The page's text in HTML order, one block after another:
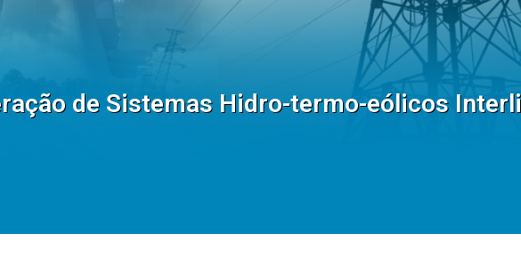
de Sistemas Hidro-termo-eólicos